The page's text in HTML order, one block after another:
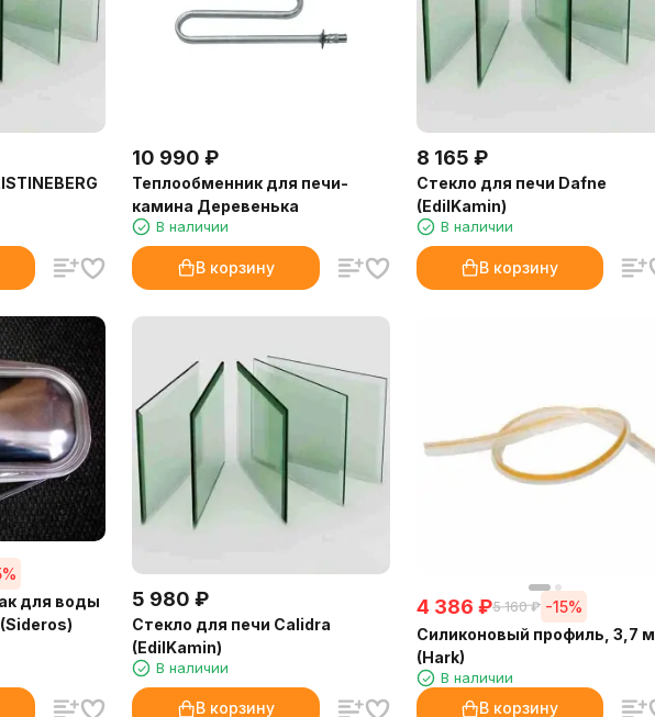
10 990 ₽
Теплообменник для печи-
камина Деревенька
В наличии
В корзину
8 165 ₽
Стекло для печи Dafne
(EdilKamin)
В наличии
В корзину
для воды
5 980 ₽
Стекло для печи Calidra
(EdilKamin)
В наличии
В корзину
4 386 ₽5 160 ₽ -15%
Силиконовый профиль, 3,7 м
(Hark)
В наличии
В корзину